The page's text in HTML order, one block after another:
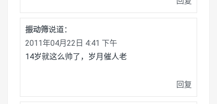
振动筛说道：
2011年04月22日 4:41 下午
14岁就这么帅了，岁月催人老
回复